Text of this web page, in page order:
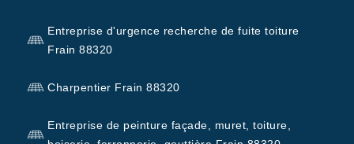
Entreprise d'urgence recherche de fuite toiture
Frain 88320
Charpentier Frain 88320
Entreprise de peinture façade, muret, toiture,